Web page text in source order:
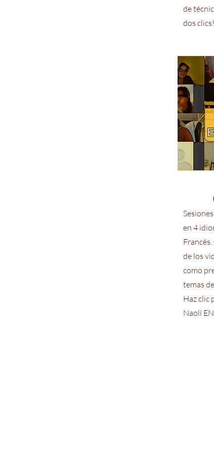
de
dos clics!
en 4
de los
como
temas
Haz clic
Naolí